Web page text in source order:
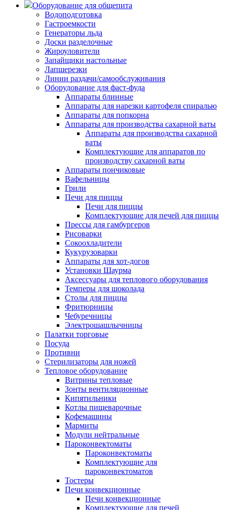
Оборудование для общепита
Водоподготовка
Гастроемкости
Генераторы льда
Доски разделочные
Жироуловители
Запайщики настольные
Лапшерезки
Линии раздачи/самообслуживания
Оборудование для фаст-фуда
Аппараты блинные
Аппараты для нарезки картофеля спиралью
Аппараты для попкорна
Аппараты для производства сахарной ваты
Аппараты для производства сахарной
ваты
Комплектующие для аппаратов по
производству сахарной ваты
Аппараты пончиковые
Вафельницы
Грили
Печи для пиццы
Печи для пиццы
Комплектующие для печей для пиццы
Прессы для гамбургеров
Рисоварки
Сокоохладители
Кукурузоварки
Аппараты для хот-догов
Установки Шаурма
Аксессуары для теплового оборудования
Темперы для шоколада
Столы для пиццы
Фритюрницы
Чебуречницы
Электрошашлычницы
Палатки торговые
Посуда
Противни
Стерилизаторы для ножей
Тепловое оборудование
Витрины тепловые
Зонты вентиляционные
Кипятильники
Котлы пищеварочные
Кофемашины
Мармиты
Модули нейтральные
Пароконвектоматы
Пароконвектоматы
Комплектующие для
пароконвектоматов
Тостеры
Печи конвекционные
Печи конвекционные
Комплектующие для печей